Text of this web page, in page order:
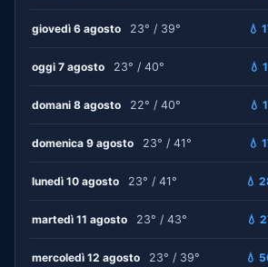
giovedì 6 agosto 23° / 39° 💧
oggi 7 agosto 23° / 40° 💧
domani 8 agosto 22° / 40° 💧
domenica 9 agosto 23° / 41° 💧
lunedì 10 agosto 23° / 41° 💧
martedì 11 agosto 23° / 43° 💧
mercoledì 12 agosto 23° / 39° 💧